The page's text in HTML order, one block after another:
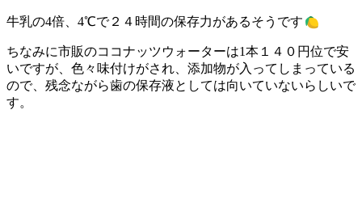
牛乳の4倍、4℃で２４時間の保存力があるそうです
ちなみに市販のココナッツウォーターは1本１４０円位で安
いですが、色々味付けがされ、添加物が入ってしまっている
ので、残念ながら歯の保存液としては向いていないらしいで
す。